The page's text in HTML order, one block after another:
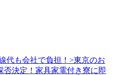
代も会社で負担！>東京のお
決定！家具家電付き寮に即